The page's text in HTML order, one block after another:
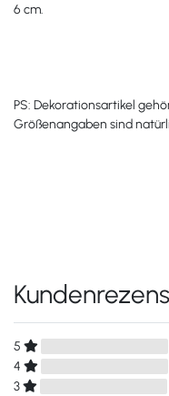
6 cm.
PS: Dekorationsartikel
Größenangaben sind
5
4
3